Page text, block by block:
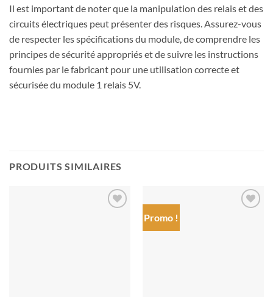
Il est important de noter que la manipulation des relais et des
circuits électriques peut présenter des risques. Assurez-vous
de respecter les spécifications du module, de comprendre les
principes de sécurité appropriés et de suivre les instructions
fournies par le fabricant pour une utilisation correcte et
sécurisée du module 1 relais 5V.
PRODUITS SIMILAIRES
Promo !